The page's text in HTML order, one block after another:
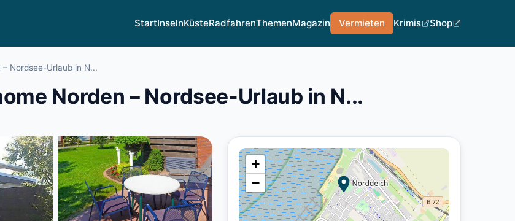
StartInselnKüsteRadfahrenThemenMagazin Vermieten Krimis Shop
Nordsee-Urlaub in N...
Norden – Nordsee-Urlaub in N...
+
−